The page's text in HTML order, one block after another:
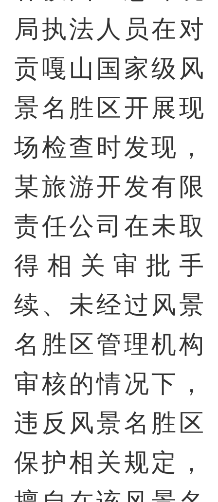
局执法人员在对
贡嘎山国家级风
景名胜区开展现
场检查时发现，
某旅游开发有限
责任公司在未取
得相关审批手
续、未经过风景
名胜区管理机构
审核的情况下，
违反风景名胜区
保护相关规定，